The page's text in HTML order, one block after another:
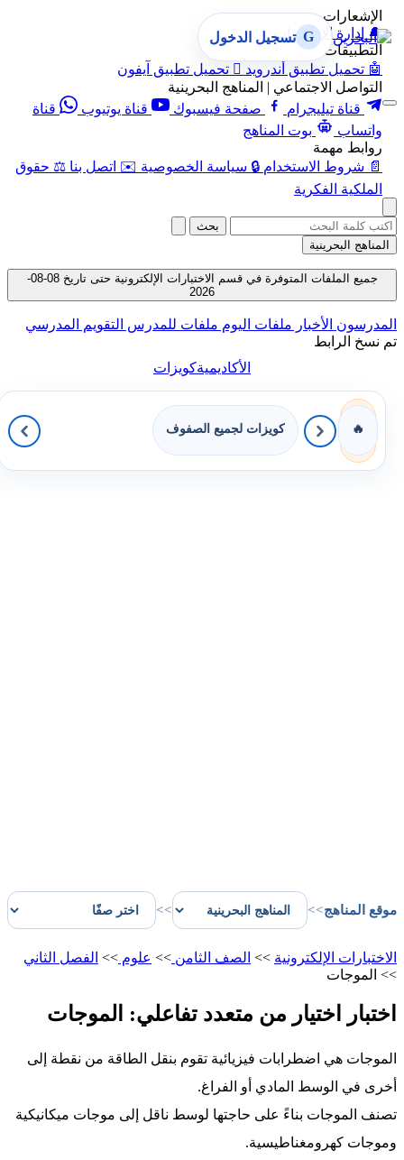
الإشعارات
🔔
إدارة الإشعارات
التطبيقات
🤖 تحميل تطبيق أندرويد  تحميل تطبيق آيفون
التواصل الاجتماعي | المناهج البحرينية
قناة تيليجرام
صفحة فيسبوك قناة يوتيوب
قناة
واتساب
بوت المناهج
روابط مهمة
📄 شروط الاستخدام 🔒 سياسة الخصوصية ✉️ اتصل بنا ⚖️ حقوق
الملكية الفكرية
G تسجيل الدخول
بحث
المناهج البحرينية
جميع الملفات المتوفرة في قسم الاختبارات الإلكترونية حتى تاريخ 08-08-
2026
المدرسون الأخبار ملفات اليوم ملفات للمدرس التقويم المدرسي
تم نسخ الرابط
الأكاديميةكويزات
🔥 كويزات لجميع الصفوف
موقع المناهج>>
>>
الاختبارات الإلكترونية >> الصف الثامن >> علوم >> الفصل الثاني
>> الموجات
اختبار اختيار من متعدد تفاعلي: الموجات
الموجات هي اضطرابات فيزيائية تقوم بنقل الطاقة من نقطة إلى
أخرى في الوسط المادي أو الفراغ.
تصنف الموجات بناءً على حاجتها لوسط ناقل إلى موجات ميكانيكية
وموجات كهرومغناطيسية.